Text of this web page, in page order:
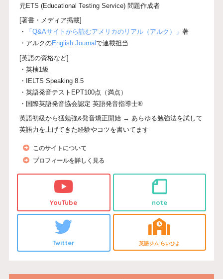
元ETS (Educational Testing Service) 問題作成者
[著書・メディア掲載]
・
「Q&Aサイトから読むアメリカのリアル（アルク）」著
・アルクのEnglish Journalで連載担当
[英語の資格など]
・英検1級
・IELTS Speaking 8.5
・英語発音テストEPT100点（満点）
・国際英語発音協会認定 英語発音指導士®
英語初級から猛勉強&発音矯正開始 → あらゆる勉強法を試して
英語力を上げてきた経験やコツを書いてます
このサイトについて
プロフィールを詳しく見る
YouTube note
Twitter 英語ジム らいひよ